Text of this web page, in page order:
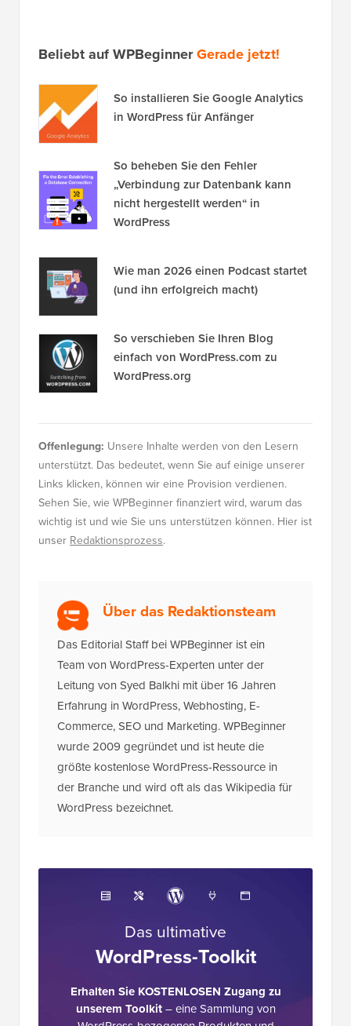
So installieren Sie Google Analytics
So beheben Sie den Fehler
nicht hergestellt werden“ in
WordPress
Wie man 2026 einen Podcast startet
So verschieben Sie Ihren Blog
WordPress.org
unterstützt. Das bedeutet, wenn Sie auf einige unserer
Links klicken, können wir eine Provision verdienen.
Sehen Sie, wie WPBeginner finanziert wird, warum das
wichtig ist und wie Sie uns unterstützen können. Hier ist
unser
Redaktionsprozess
Das Editorial Staff bei WPBeginner ist ein
Team von WordPress-Experten unter der
Leitung von Syed Balkhi mit über 16 Jahren
Erfahrung in WordPress, Webhosting, E-
Commerce, SEO und Marketing. WPBeginner
wurde 2009 gegründet und ist heute die
größte kostenlose WordPress-Ressource in
der Branche und wird oft als das Wikipedia für
WordPress bezeichnet.
Das ultimative
WordPress-Toolkit
Erhalten Sie KOSTENLOSEN Zugang zu
unserem Toolkit – eine Sammlung von
Ressourcen, die jeder Profi haben sollte!